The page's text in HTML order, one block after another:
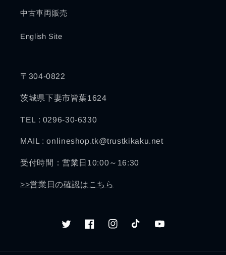
中古車両販売
English Site
〒304-0822
茨城県下妻市皆葉1624
TEL : 0296-30-6330
MAIL : onlineshop.tk@trustkikaku.net
受付時間：営業日10:00～16:30
>>営業日の確認はこちら
TwitterFacebookInstagramTikTok YouTube